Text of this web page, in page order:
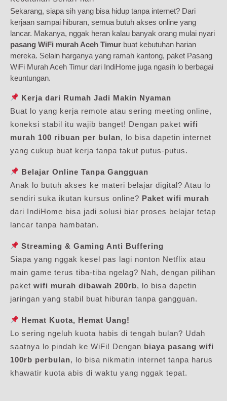
Sekarang, siapa sih yang bisa hidup tanpa internet? Dari
kerjaan sampai hiburan, semua butuh akses online yang
lancar. Makanya, nggak heran kalau banyak orang mulai nyari
pasang WiFi murah Aceh Timur buat kebutuhan harian
mereka. Selain harganya yang ramah kantong, paket Pasang
WiFi Murah Aceh Timur dari IndiHome juga ngasih lo berbagai
keuntungan.
Kerja dari Rumah Jadi Makin Nyaman
Buat lo yang kerja remote atau sering meeting online,
koneksi stabil itu wajib banget! Dengan paket wifi
murah 100 ribuan per bulan, lo bisa dapetin internet
yang cukup buat kerja tanpa takut putus-putus.
Belajar Online Tanpa Gangguan
Anak lo butuh akses ke materi belajar digital? Atau lo
sendiri suka ikutan kursus online? Paket wifi murah
dari IndiHome bisa jadi solusi biar proses belajar tetap
lancar tanpa hambatan.
Streaming & Gaming Anti Buffering
Siapa yang nggak kesel pas lagi nonton Netflix atau
main game terus tiba-tiba ngelag? Nah, dengan pilihan
paket wifi murah dibawah 200rb, lo bisa dapetin
jaringan yang stabil buat hiburan tanpa gangguan.
Hemat Kuota, Hemat Uang!
Lo sering ngeluh kuota habis di tengah bulan? Udah
saatnya lo pindah ke WiFi! Dengan biaya pasang wifi
100rb perbulan, lo bisa nikmatin internet tanpa harus
khawatir kuota abis di waktu yang nggak tepat.